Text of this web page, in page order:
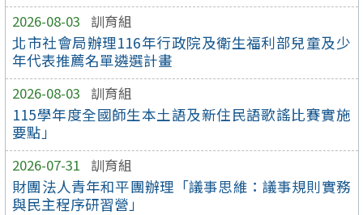
2026-08-03 訓育組
北市社會局辦理116年行政院及衛生福利部兒童及少
年代表推薦名單遴選計畫
2026-08-03 訓育組
115學年度全國師生本土語及新住民語歌謠比賽實施
要點」
2026-07-31 訓育組
財團法人青年和平團辦理「議事思維：議事規則實務
與民主程序研習營」